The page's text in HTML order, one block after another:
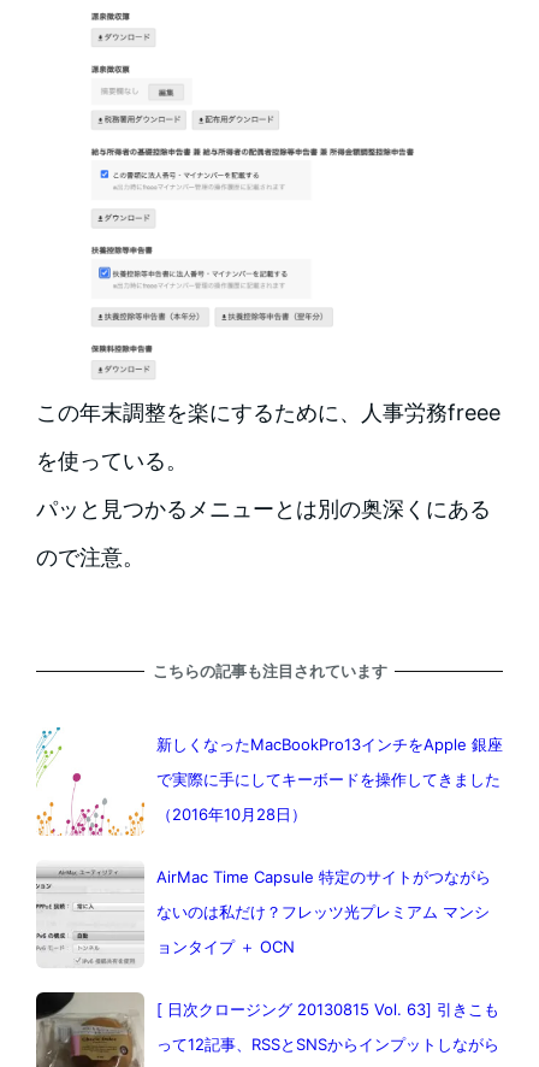
この年末調整を楽にするために、人事労務freee
を使っている。
パッと見つかるメニューとは別の奥深くにある
ので注意。
こちらの記事も注目されています
新しくなったMacBookPro13インチをApple 銀座
で実際に手にしてキーボードを操作してきました
（2016年10月28日）
AirMac Time Capsule 特定のサイトがつながら
ないのは私だけ？フレッツ光プレミアム マンシ
ョンタイプ ＋ OCN
[ 日次クロージング 20130815 Vol. 63] 引きこも
って12記事、RSSとSNSからインプットしながら